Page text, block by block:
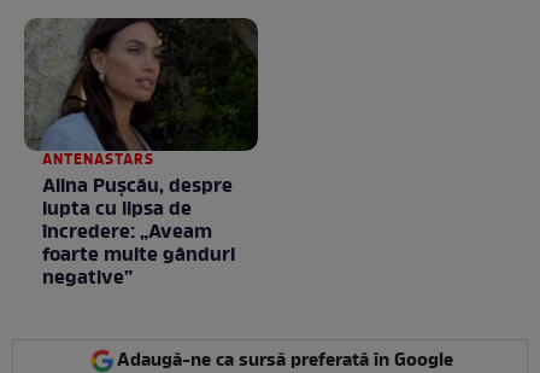
ANTENASTARS
Alina Pușcău, despre
lupta cu lipsa de
încredere: „Aveam
foarte multe gânduri
negative”
Adaugă-ne ca sursă preferată în Google